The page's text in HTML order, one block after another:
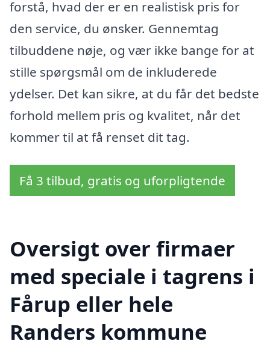
forstå, hvad der er en realistisk pris for
den service, du ønsker. Gennemtag
tilbuddene nøje, og vær ikke bange for at
stille spørgsmål om de inkluderede
ydelser. Det kan sikre, at du får det bedste
forhold mellem pris og kvalitet, når det
kommer til at få renset dit tag.
Få 3 tilbud, gratis og uforpligtende
Oversigt over firmaer
med speciale i tagrens i
Fårup eller hele
Randers kommune